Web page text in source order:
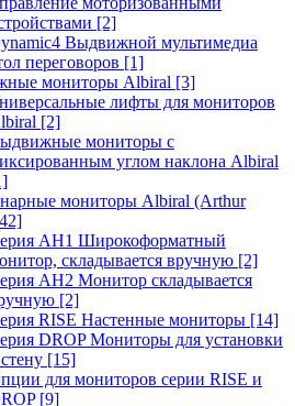
[2]
Выдвижной мультимедиа
переговоров [1]
мониторы Albiral [3]
лифты для мониторов
[2]
мониторы с
углом наклона Albiral
мониторы Albiral (Arthur
AH1 Широкоформатный
складывается вручную [2]
AH2 Монитор складывается
[2]
RISE Настенные мониторы [14]
DROP Мониторы для установки
[15]
для мониторов серии RISE и
[9]